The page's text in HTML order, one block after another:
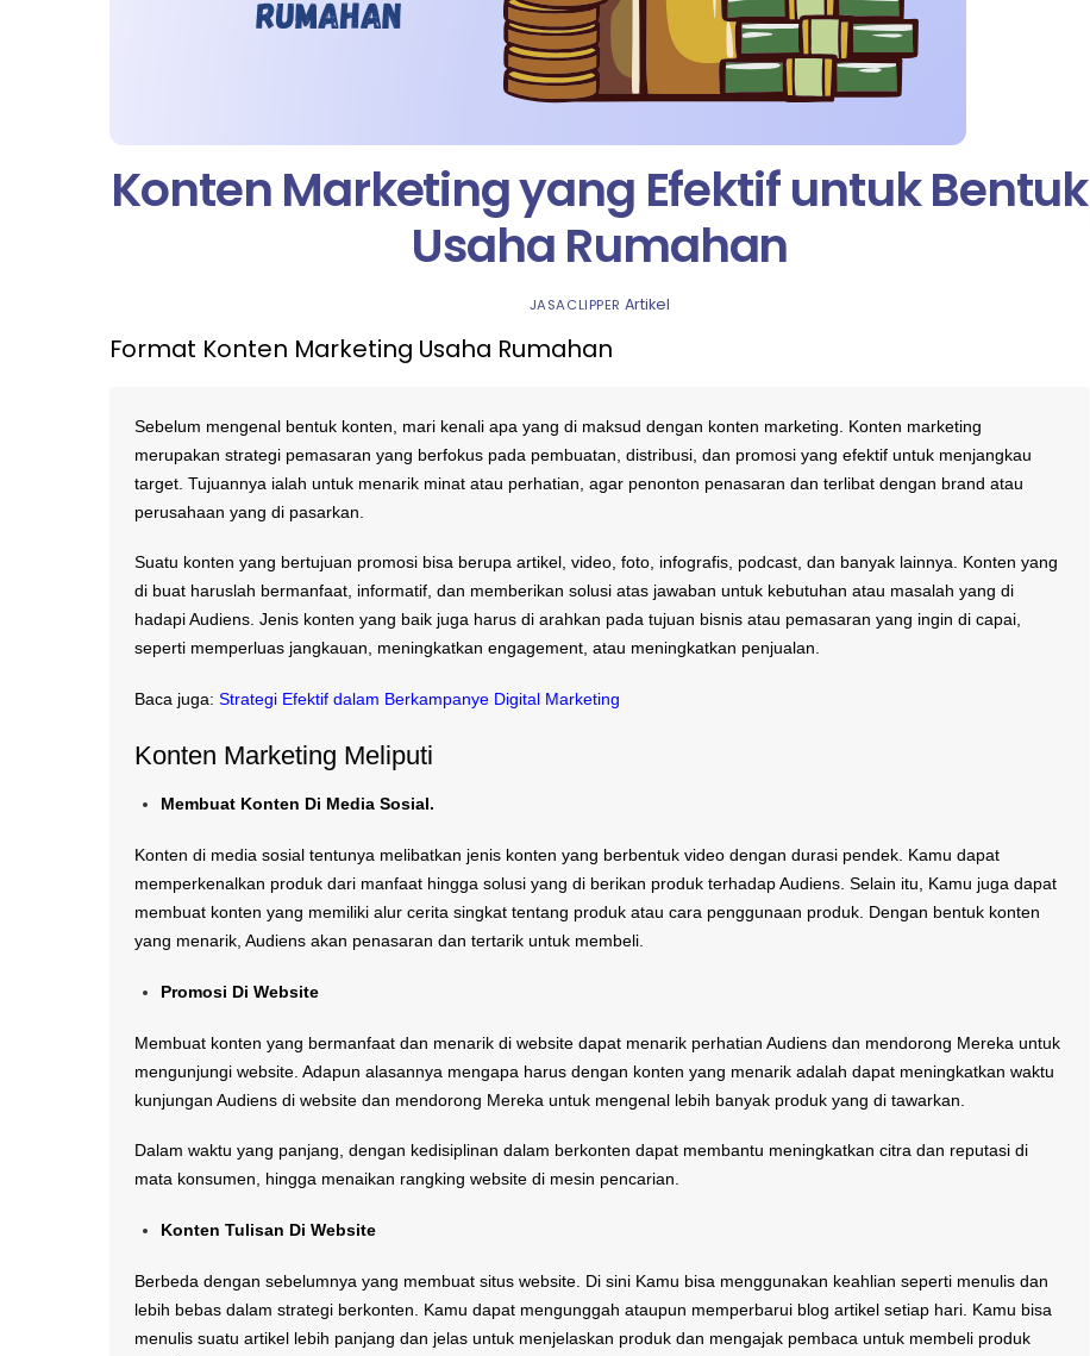
Konten Marketing yang Efektif untuk Bentuk
Usaha Rumahan
JASACLIPPER Artikel
Format Konten Marketing Usaha Rumahan
Sebelum mengenal bentuk konten, mari kenali apa yang di maksud dengan konten marketing. Konten marketing
merupakan strategi pemasaran yang berfokus pada pembuatan, distribusi, dan promosi yang efektif untuk menjangkau
target. Tujuannya ialah untuk menarik minat atau perhatian, agar penonton penasaran dan terlibat dengan brand atau
perusahaan yang di pasarkan.
Suatu konten yang bertujuan promosi bisa berupa artikel, video, foto, infografis, podcast, dan banyak lainnya. Konten yang
di buat haruslah bermanfaat, informatif, dan memberikan solusi atas jawaban untuk kebutuhan atau masalah yang di
hadapi Audiens. Jenis konten yang baik juga harus di arahkan pada tujuan bisnis atau pemasaran yang ingin di capai,
seperti memperluas jangkauan, meningkatkan engagement, atau meningkatkan penjualan.
Baca juga: Strategi Efektif dalam Berkampanye Digital Marketing
Konten Marketing Meliputi
Membuat Konten Di Media Sosial.
Konten di media sosial tentunya melibatkan jenis konten yang berbentuk video dengan durasi pendek. Kamu dapat
memperkenalkan produk dari manfaat hingga solusi yang di berikan produk terhadap Audiens. Selain itu, Kamu juga dapat
membuat konten yang memiliki alur cerita singkat tentang produk atau cara penggunaan produk. Dengan bentuk konten
yang menarik, Audiens akan penasaran dan tertarik untuk membeli.
Promosi Di Website
Membuat konten yang bermanfaat dan menarik di website dapat menarik perhatian Audiens dan mendorong Mereka untuk
mengunjungi website. Adapun alasannya mengapa harus dengan konten yang menarik adalah dapat meningkatkan waktu
kunjungan Audiens di website dan mendorong Mereka untuk mengenal lebih banyak produk yang di tawarkan.
Dalam waktu yang panjang, dengan kedisiplinan dalam berkonten dapat membantu meningkatkan citra dan reputasi di
mata konsumen, hingga menaikan rangking website di mesin pencarian.
Konten Tulisan Di Website
Berbeda dengan sebelumnya yang membuat situs website. Di sini Kamu bisa menggunakan keahlian seperti menulis dan
lebih bebas dalam strategi berkonten. Kamu dapat mengunggah ataupun memperbarui blog artikel setiap hari. Kamu bisa
menulis suatu artikel lebih panjang dan jelas untuk menjelaskan produk dan mengajak pembaca untuk membeli produk